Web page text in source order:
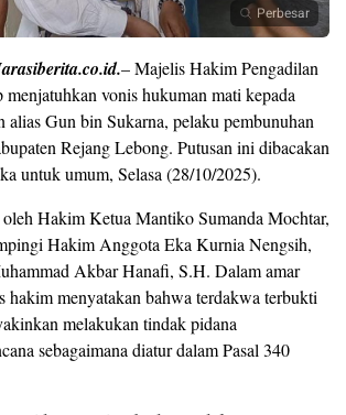
Perbesar
– Majelis Hakim Pengadilan
vonis hukuman mati kepada
alias Gun bin Sukarna, pelaku pembunuhan
Rejang Lebong. Putusan ini dibacakan
untuk umum, Selasa (28/10/2025).
oleh Hakim Ketua Mantiko Sumanda Mochtar,
Hakim Anggota Eka Kurnia Nengsih,
Akbar Hanafi, S.H. Dalam amar
hakim menyatakan bahwa terdakwa terbukti
melakukan tindak pidana
sebagaimana diatur dalam Pasal 340